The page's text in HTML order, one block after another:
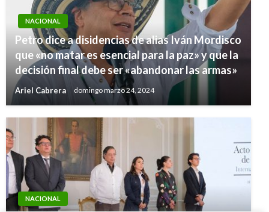
NACIONAL
Petro dice a disidencias de alias Iván Mordisco
que «no matar es esencial para la paz» y que la
decisión final debe ser «abandonar las armas»
Ariel Cabrera domingo marzo 24, 2024
NACIONAL
ECONOMÍA